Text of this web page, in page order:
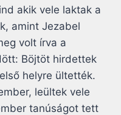
akik vele laktak a
amint Jezabel
volt írva a
Böjtöt hirdettek
helyre ültették.
leültek vele
tanúságot tett